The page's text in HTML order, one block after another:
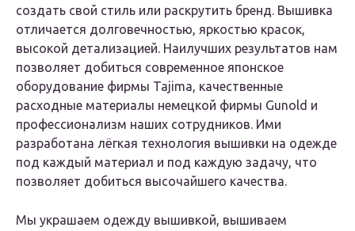
создать свой стиль или раскрутить бренд. Вышивка
отличается долговечностью, яркостью красок,
высокой детализацией. Наилучших результатов нам
позволяет добиться современное японское
оборудование фирмы Tajima, качественные
расходные материалы немецкой фирмы Gunold и
профессионализм наших сотрудников. Ими
разработана лёгкая технология вышивки на одежде
под каждый материал и под каждую задачу, что
позволяет добиться высочайшего качества.
Мы украшаем одежду вышивкой, вышиваем